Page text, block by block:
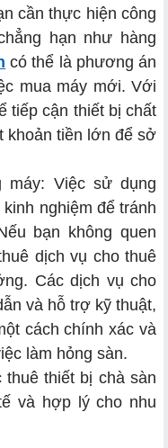
cần thực hiện công
hạn như hàng
có thể là phương án
mua máy mới. Với
tiếp cận thiết bị chất
khoản tiền lớn để sở
máy: Việc sử dụng
nghiệm để tránh
bạn không quen
dịch vụ cho thuê
Các dịch vụ cho
và hỗ trợ kỹ thuật,
cách chính xác và
làm hỏng sàn.
thiết bị chà sàn
và hợp lý cho nhu